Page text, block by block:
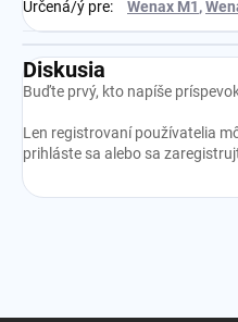
Určená/ý pre: Wenax M1,
Diskusia
Buďte prvý, kto napíše
Len registrovaní používatelia
prihláste sa alebo sa